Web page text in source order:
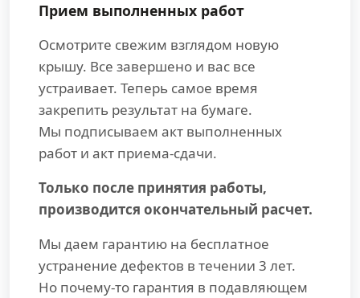
Прием выполненных работ
Осмотрите свежим взглядом новую
крышу. Все завершено и вас все
устраивает. Теперь самое время
закрепить результат на бумаге.
Мы подписываем акт выполненных
работ и акт приема-сдачи.
Только после принятия работы,
производится окончательный расчет.
Мы даем гарантию на бесплатное
устранение дефектов в течении 3 лет.
Но почему-то гарантия в подавляющем